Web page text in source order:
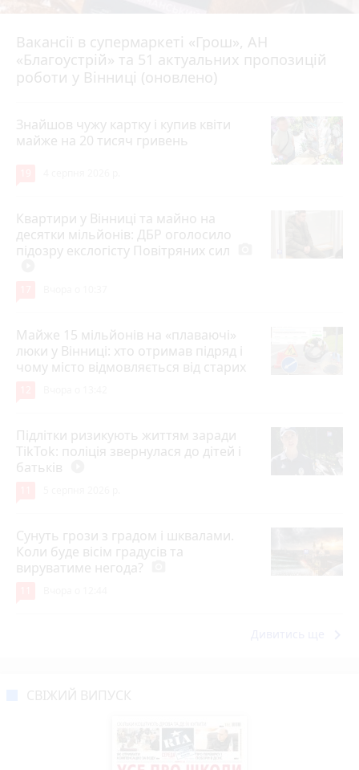
Вакансії в супермаркеті «Грош», АН
«Благоустрій» та 51 актуальних пропозицій
роботи у Вінниці (оновлено)
4 серпня 2026 р.
Знайшов чужу картку і купив квіти
майже на 20 тисяч гривень
Квартири у Вінниці та майно на
десятки мільйонів: ДБР оголосило
підозру екслогісту Повітряних сил
Майже 15 мільйонів на «плаваючі»
люки у Вінниці: хто отримав підряд і
чому місто відмовляється від старих
Підлітки ризикують життям заради
TikTok: поліція звернулася до дітей і
батьків
Сунуть грози з градом і шквалами.
Коли буде вісім градусів та
вируватиме негода?